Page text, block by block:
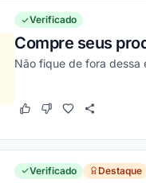
Verificado
Compre seus
Não fique de fora dessa
Este cupom funcionou
Este cupom não
Verificado Destaque